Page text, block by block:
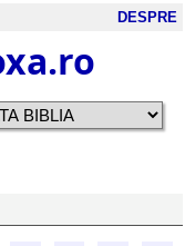
DESPRE